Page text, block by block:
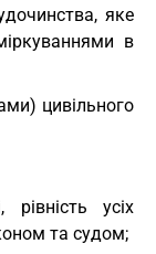
яке
в
цивільного
усіх
та судом;